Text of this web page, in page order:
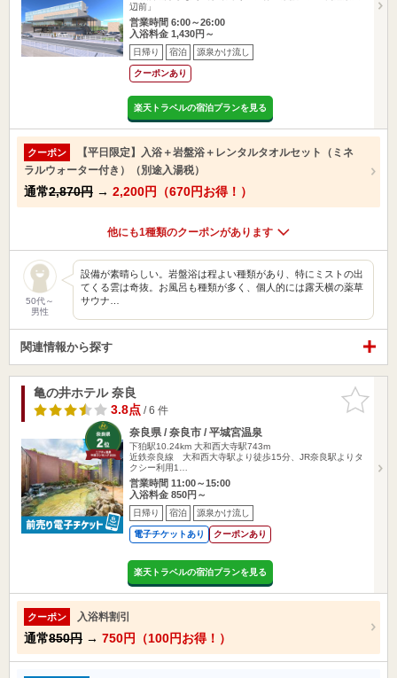
辺前」
営業時間 6:00～26:00
入浴料金 1,430円～
日帰り 宿泊 源泉かけ流し
クーポンあり
楽天トラベルの宿泊プランを見る
クーポン
【平日限定】入浴＋岩盤浴＋レンタルタオルセット（ミネ
ラルウォーター付き）（別途入湯税）
通常2,870円 → 2,200円（670円お得！）
他にも1種類のクーポンがあります
50代～
男性
設備が素晴らしい。岩盤浴は程よい種類があり、特にミストの出
てくる雲は奇抜。お風呂も種類が多く、個人的には露天横の薬草
サウナ…
関連情報から探す
お気に入
りに追加
亀の井ホテル 奈良
3.8点/ 6 件
奈良県 / 奈良市 / 平城宮温泉
下狛駅10.24km 大和西大寺駅743m
近鉄奈良線 大和西大寺駅より徒歩15分、JR奈良駅よりタ
クシー利用1…
営業時間 11:00～15:00
入浴料金 850円～
日帰り 宿泊 源泉かけ流し
電子チケットあり クーポンあり
楽天トラベルの宿泊プランを見る
クーポン 入浴料割引
通常850円 → 750円（100円お得！）